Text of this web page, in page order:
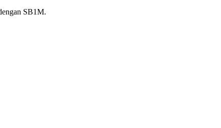
SB1M.